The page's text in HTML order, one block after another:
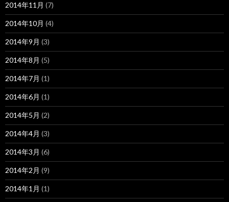
2014年11月 (7)
2014年10月 (4)
2014年9月 (3)
2014年8月 (5)
2014年7月 (1)
2014年6月 (1)
2014年5月 (2)
2014年4月 (3)
2014年3月 (6)
2014年2月 (9)
2014年1月 (1)